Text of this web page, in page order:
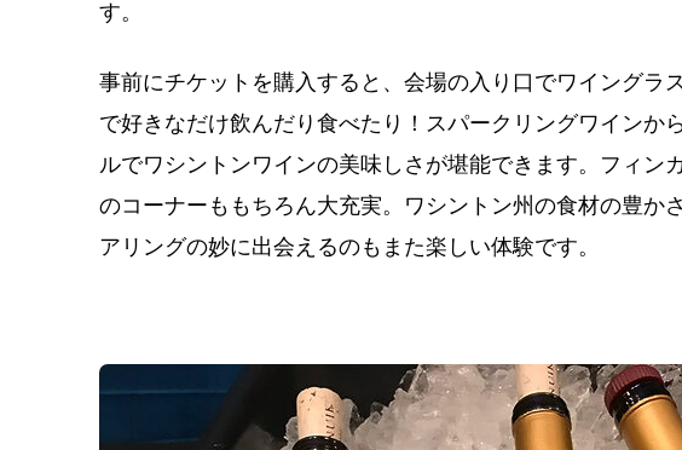
す。
事前にチケットを購入すると、会場の入り口でワイングラ
で好きなだけ飲んだり食べたり！スパークリングワインか
ルでワシントンワインの美味しさが堪能できます。フィン
のコーナーももちろん大充実。ワシントン州の食材の豊か
アリングの妙に出会えるのもまた楽しい体験です。